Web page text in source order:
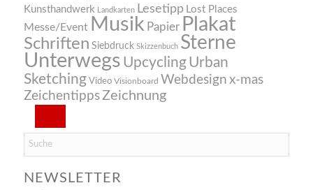
Kunsthandwerk Landkarten Lesetipp Lost Places
Messe/Event Musik Papier Plakat
Schriften Siebdruck Skizzenbuch Sterne
Unterwegs Upcycling Urban
Sketching Video Visionboard Webdesign x-mas
Zeichentipps Zeichnung
NEWSLETTER